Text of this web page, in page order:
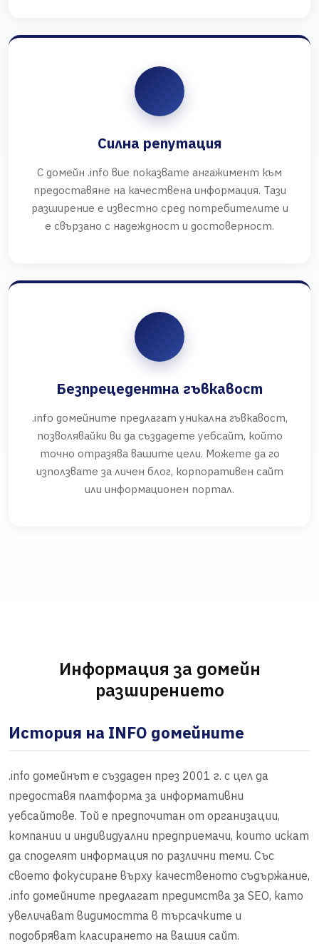
Силна репутация
С домейн .info вие показвате ангажимент към
предоставяне на качествена информация. Тази
разширение е известно сред потребителите и
е свързано с надеждност и достоверност.
Безпрецедентна гъвкавост
.info домейните предлагат уникална гъвкавост,
позволявайки ви да създадете уебсайт, който
точно отразява вашите цели. Можете да го
използвате за личен блог, корпоративен сайт
или информационен портал.
Информация за домейн
разширението
История на INFO домейните
.info домейнът е създаден през 2001 г. с цел да
предоставя платформа за информативни
уебсайтове. Той е предпочитан от организации,
компании и индивидуални предприемачи, които искат
да споделят информация по различни теми. Със
своето фокусиране върху качественото съдържание,
.info домейните предлагат предимства за SEO, като
увеличават видимостта в търсачките и
подобряват класирането на вашия сайт.